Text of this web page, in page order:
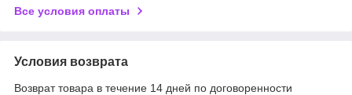
Все условия оплаты
Условия возврата
Возврат товара в течение 14 дней по договоренности